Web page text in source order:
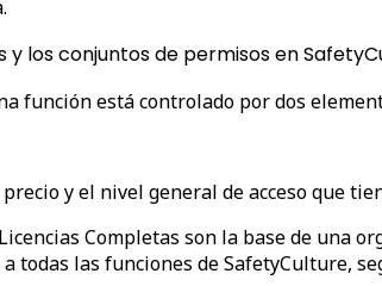
y los conjuntos de permisos en
función está controlado por dos
y el nivel general de acceso que
Completas son la base de una
todas las funciones de SafetyCulture,